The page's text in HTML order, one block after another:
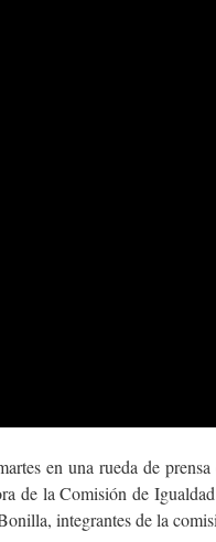
en una rueda de
de la Comisión de
integrantes de la